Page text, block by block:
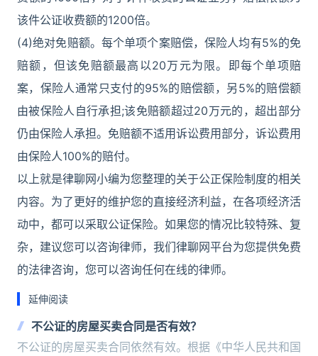
该件公证收费额的1200倍。
(4)绝对免赔额。每个单项个案赔偿，保险人均有5%的免
赔额，但该免赔额最高以20万元为限。即每个单项赔
案，保险人通常只支付的95%的赔偿额，另5%的赔偿额
由被保险人自行承担;该免赔额超过20万元的，超出部分
仍由保险人承担。免赔额不适用诉讼费用部分，诉讼费用
由保险人100%的赔付。
以上就是律聊网小编为您整理的关于公正保险制度的相关
内容。为了更好的维护您的直接经济利益，在各项经济活
动中，都可以采取公证保险。如果您的情况比较特殊、复
杂，建议您可以咨询律师，我们律聊网平台为您提供免费
的法律咨询，您可以咨询任何在线的律师。
延伸阅读
不公证的房屋买卖合同是否有效？
不公证的房屋买卖合同依然有效。根据《中华人民共和国